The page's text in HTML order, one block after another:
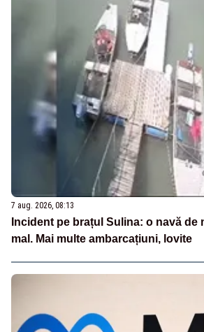
7 aug. 2026, 08:13
Incident pe brațul Sulina: o navă de
mal. Mai multe ambarcațiuni, lovite